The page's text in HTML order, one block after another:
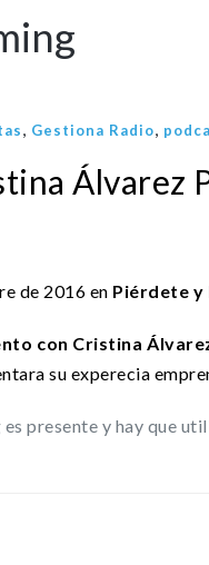
, Gestiona Radio,
Álvarez
de 2016 en Piérdete y
con Cristina
su experecia
presente y hay que